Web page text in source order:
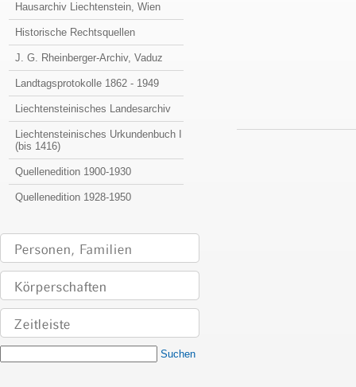
Hausarchiv Liechtenstein, Wien
Historische Rechtsquellen
J. G. Rheinberger-Archiv, Vaduz
Landtagsprotokolle 1862 - 1949
Liechtensteinisches Landesarchiv
Liechtensteinisches Urkundenbuch I
(bis 1416)
Quellenedition 1900-1930
Quellenedition 1928-1950
Suchen